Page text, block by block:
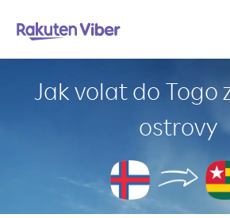
Jak volat do Togo
ostrovy